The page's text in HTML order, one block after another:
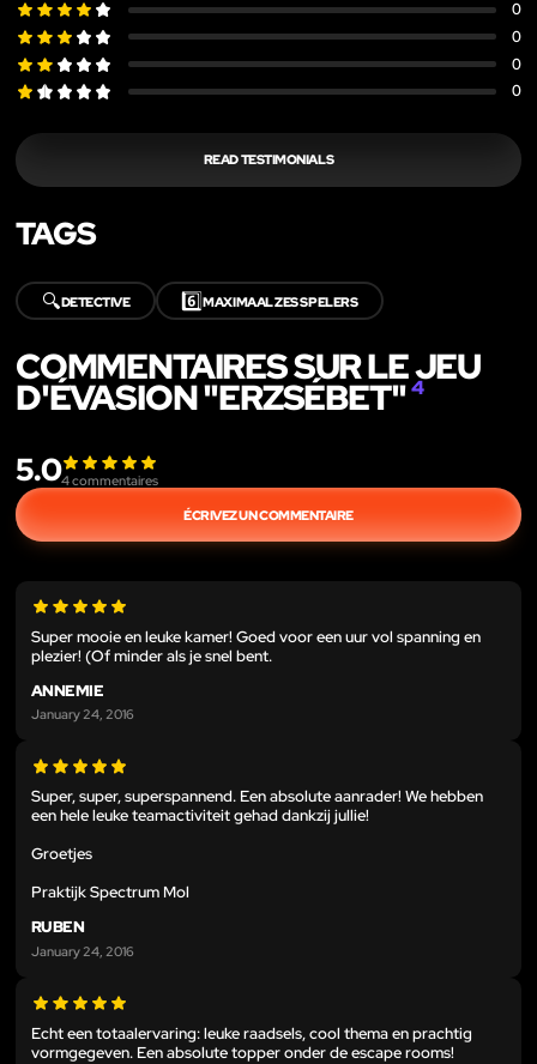
0
0
0
0
READ TESTIMONIALS
TAGS
🔍DETECTIVE 6️⃣MAXIMAAL ZES SPELERS
COMMENTAIRES SUR LE JEU
D'ÉVASION "ERZSÉBET"4
5.04commentaires
ÉCRIVEZ UN COMMENTAIRE
Super mooie en leuke kamer! Goed voor een uur vol spanning en
plezier! (Of minder als je snel bent.
ANNEMIE
January 24, 2016
Super, super, superspannend. Een absolute aanrader! We hebben
een hele leuke teamactiviteit gehad dankzij jullie!
Groetjes
Praktijk Spectrum Mol
RUBEN
January 24, 2016
Echt een totaalervaring: leuke raadsels, cool thema en prachtig
vormgegeven. Een absolute topper onder de escape rooms!